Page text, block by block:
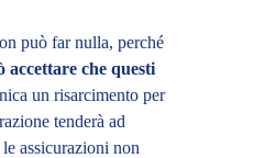
può far nulla, perché
accettare che questi
un risarcimento per
tenderà ad
assicurazioni non